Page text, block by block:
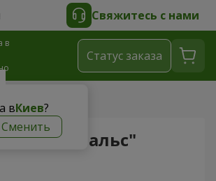
Свяжитесь с нами
в
вКиев?
Сменить
Cтатус заказа
вальс"